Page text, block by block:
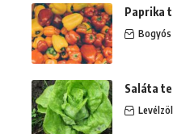
Paprika
Bogyós
Saláta